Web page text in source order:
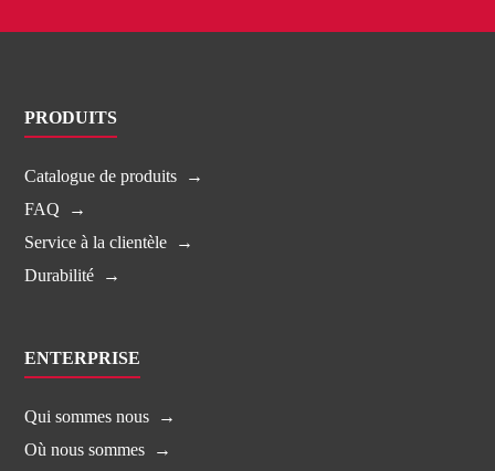
PRODUITS
Catalogue de produits
FAQ
Service à la clientèle
Durabilité
ENTERPRISE
Qui sommes nous
Où nous sommes